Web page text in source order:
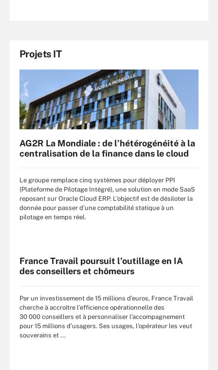
Projets IT
AG2R La Mondiale : de l’hétérogénéité à la
centralisation de la finance dans le cloud
Le groupe remplace cinq systèmes pour déployer PPI
(Plateforme de Pilotage Intégré), une solution en mode SaaS
reposant sur Oracle Cloud ERP. L’objectif est de désiloter la
donnée pour passer d’une comptabilité statique à un
pilotage en temps réel.
France Travail poursuit l’outillage en IA
des conseillers et chômeurs
Par un investissement de 15 millions d’euros, France Travail
cherche à accroître l’efficience opérationnelle des
30 000 conseillers et à personnaliser l’accompagnement
pour 15 millions d’usagers. Ses usages, l’opérateur les veut
souverains et ...